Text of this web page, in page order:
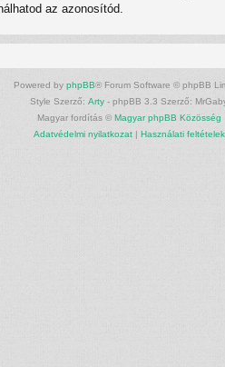
az azonosítód.
Powered by phpBB® Forum Software © phpBB
Style Szerző: Arty - phpBB 3.3 Szerző:
Magyar fordítás © Magyar phpBB Közösség
Adatvédelmi nyilatkozat| Használati feltételek